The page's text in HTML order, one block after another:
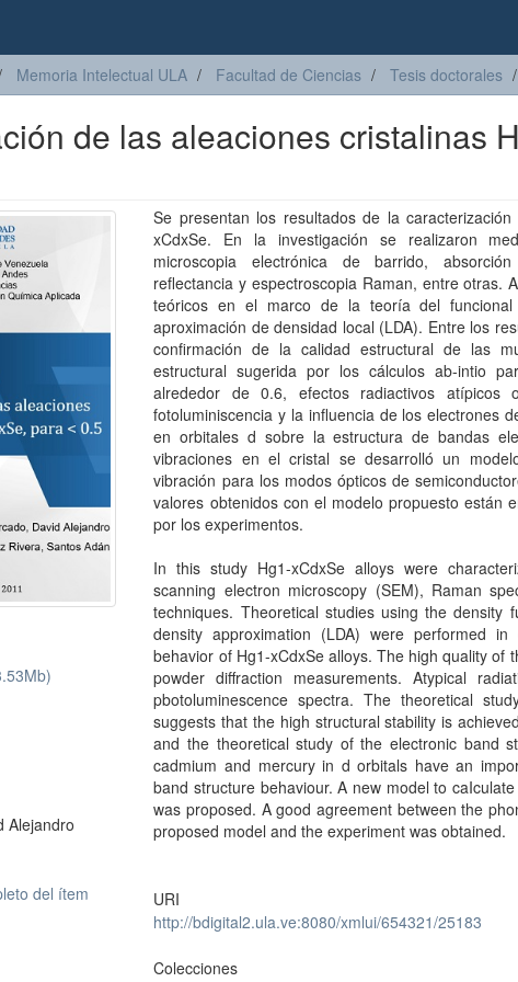
Memoria Intelectual ULA Facultad de Ciencias Tesis doctorales
de las aleaciones cristalinas
Alejandro
del ítem
Se presentan los resultados de la
xCdxSe. En la investigación se realizaron
microscopia electrónica de barrido,
reflectancia y espectroscopia Raman, entre otras.
teóricos en el marco de la teoría del
aproximación de densidad local (LDA). Entre los
confirmación de la calidad estructural de las
estructural sugerida por los cálculos ab-intio
alrededor de 0.6, efectos radiactivos atípicos
fotoluminiscencia y la influencia de los electrones
en orbitales d sobre la estructura de bandas
vibraciones en el cristal se desarrolló un
vibración para los modos ópticos de
valores obtenidos con el modelo propuesto están
por los experimentos.
In this study Hg1-xCdxSe alloys were
scanning electron microscopy (SEM), Raman
techniques. Theoretical studies using the density
density approximation (LDA) were performed
behavior of Hg1-xCdxSe alloys. The high quality of
powder diffraction measurements. Atypical
pbotoluminescence spectra. The theoretical
suggests that the high structural stability is
and the theoretical study of the electronic band
cadmium and mercury in d orbitals have an
band structure behaviour. A new model to
was proposed. A good agreement between the
proposed model and the experiment was obtained.
URI
http://bdigital2.ula.ve:8080/xmlui/654321/25183
Colecciones